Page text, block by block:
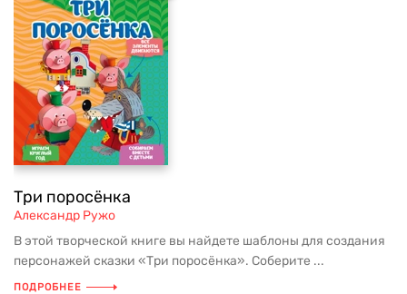
Три поросёнка
Александр Ружо
В этой творческой книге вы найдете шаблоны для создания
персонажей сказки «Три поросёнка». Соберите ...
ПОДРОБНЕЕ